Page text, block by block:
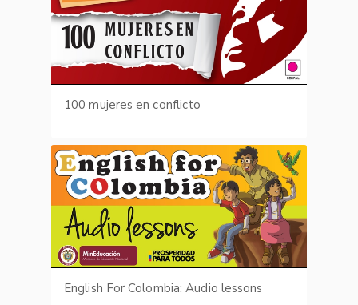
100 mujeres en conflicto
English For Colombia: Audio lessons